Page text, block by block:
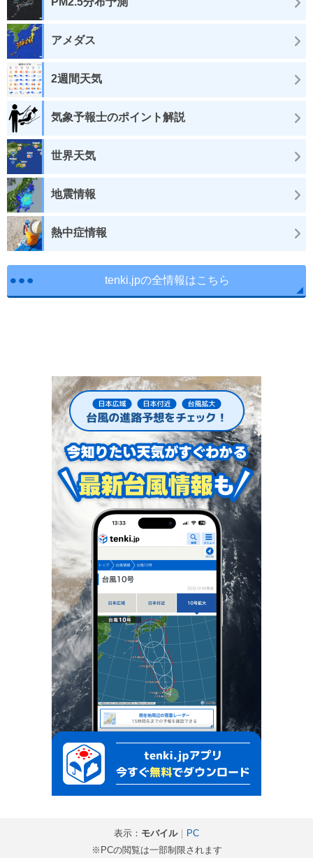
アメダス
2週間天気
気象予報士のポイント解説
世界天気
地震情報
熱中症情報
tenki.jpの全情報はこちら
表示： モバイル｜
PC
※PCの閲覧は一部制限されます